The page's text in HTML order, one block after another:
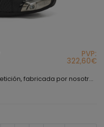
PVP:
322,60€
Bota Racing serie especial competición, fabricada por nosotros en España, este es nuestro modelo de gama alta, el que usan nuestros pilotos, este modelo nació en nuestra fabrica y una vez finalizado se entregó a los pilotos para que ellos mismos la testaran, fuimos siguiendo sus indicaciones e hicimos todas las modificaciones y cambios necesarios hasta conseguir una bota perfecta, cómoda y muy segura, podríamos decir que esta bota cuando te la pones sientes que el mi...